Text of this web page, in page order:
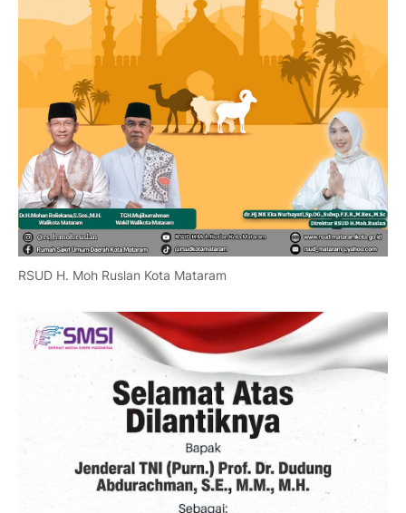
RSUD H. Moh Ruslan Kota Mataram